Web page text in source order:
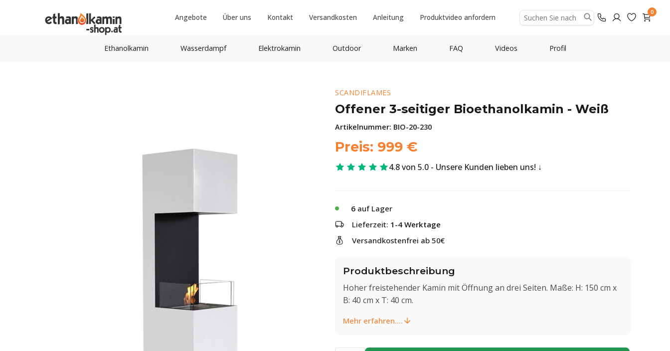
Angebote Über uns Kontakt Versandkosten Anleitung Produktvideo anfordern
0
Ethanolkamin Wasserdampf Elektrokamin Outdoor Marken FAQ Videos Profil
SCANDIFLAMES
Offener 3-seitiger Bioethanolkamin - Weiß
Artikelnummer: BIO-20-230
Preis: 999 €
4.8 von 5.0 - Unsere Kunden lieben uns!
6 auf Lager
Lieferzeit: 1-4 Werktage
Versandkostenfrei ab 50€
Produktbeschreibung
Hoher freistehender Kamin mit Öffnung an drei Seiten. Maße: H: 150 cm x
B: 40 cm x T: 40 cm.
Mehr erfahren....